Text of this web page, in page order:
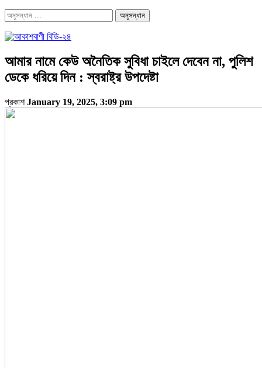
আমার নামে কেউ অনৈতিক সুবিধা চাইলে দেবেন না, পুলিশ
ডেকে ধরিয়ে দিন : স্বরাষ্ট্র উপদেষ্টা
প্রকাশJanuary 19, 2025, 3:09 pm